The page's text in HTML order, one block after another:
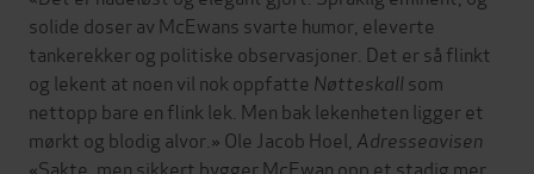
solide doser av McEwans svarte humor, eleverte
tankerekker og politiske observasjoner. Det er så flinkt
og lekent at noen vil nok oppfatte Nøtteskallsom
nettopp bare en flink lek. Men bak lekenheten ligger et
mørkt og blodig alvor.» Ole Jacob Hoel, Adresseavisen
«Sakte, men sikkert bygger McEwan opp et stadig mer